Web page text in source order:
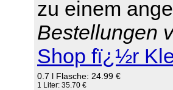
zu einem
Bestellungen
Shop fï¿½r
0.7 l Flasche: 24.99 €
1 Liter: 35.70 €